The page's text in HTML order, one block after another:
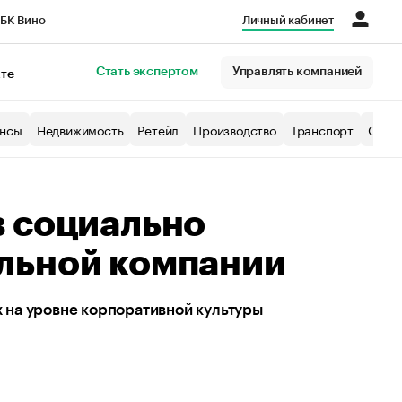
Вино Личный кабинет
Стать экспертом Управлять компанией
Недвижимость Ретейл Производство Транспорт
социально
компании
уровне корпоративной культуры